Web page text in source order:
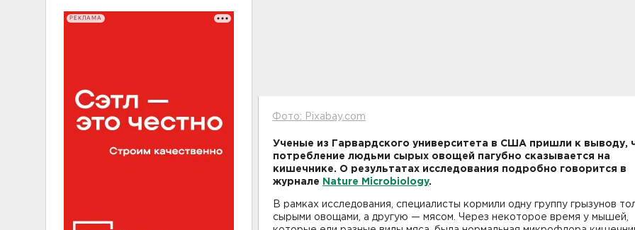
РЕКЛАМА
Фото: Pixabay.com
Ученые из Гарвардского университета в США пришли к выводу,
потребление людьми сырых овощей пагубно сказывается на
кишечнике. О результатах исследования подробно говорится в
журнале
Nature Microbiology.
В рамках исследования, специалисты кормили одну группу грызунов
сырыми овощами, а другую — мясом. Через некоторое время у мышей,